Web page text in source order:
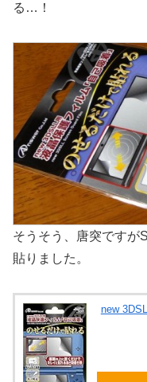
る…！
そうそう、唐突ですが
貼りました。
new